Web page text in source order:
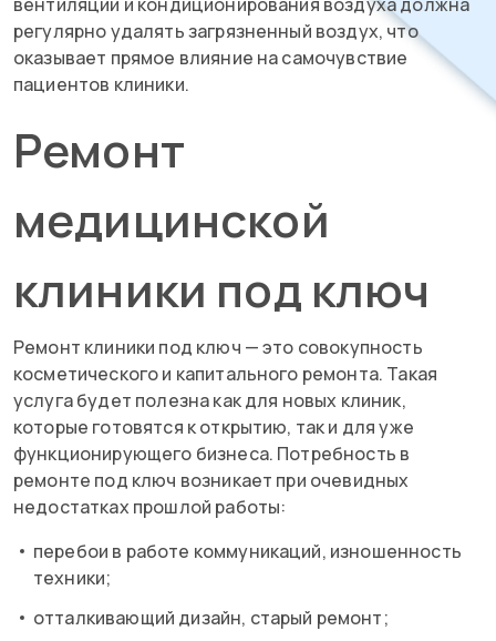
регулярно удалять загрязненный воздух, что
оказывает прямое влияние на самочувствие
пациентов клиники.
Ремонт
медицинской
клиники под ключ
Ремонт клиники под ключ — это совокупность
косметического и капитального ремонта. Такая
услуга будет полезна как для новых клиник,
которые готовятся к открытию, так и для уже
функционирующего бизнеса. Потребность в
ремонте под ключ возникает при очевидных
недостатках прошлой работы:
перебои в работе коммуникаций, изношенность
техники;
отталкивающий дизайн, старый ремонт;